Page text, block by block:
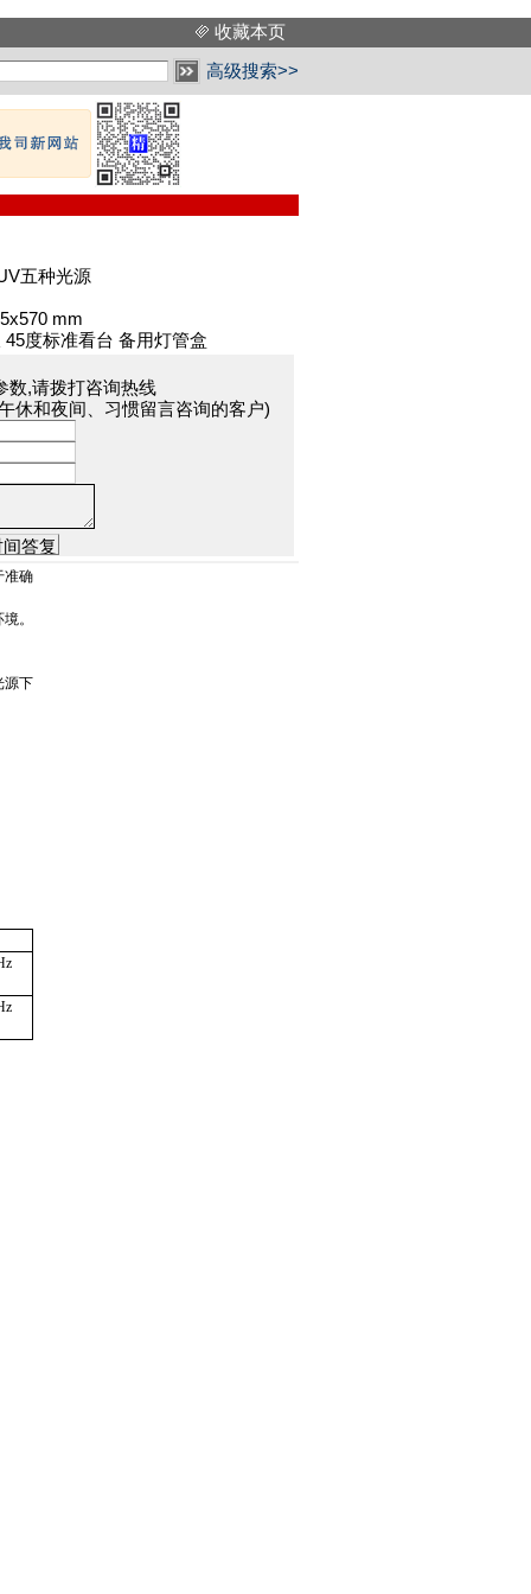
收藏本页
高级搜索>>
五种光源
mm
度标准看台 备用灯管盒
数,请拨打咨询热线
休和夜间、习惯留言咨询的客户)
准确
。
源下